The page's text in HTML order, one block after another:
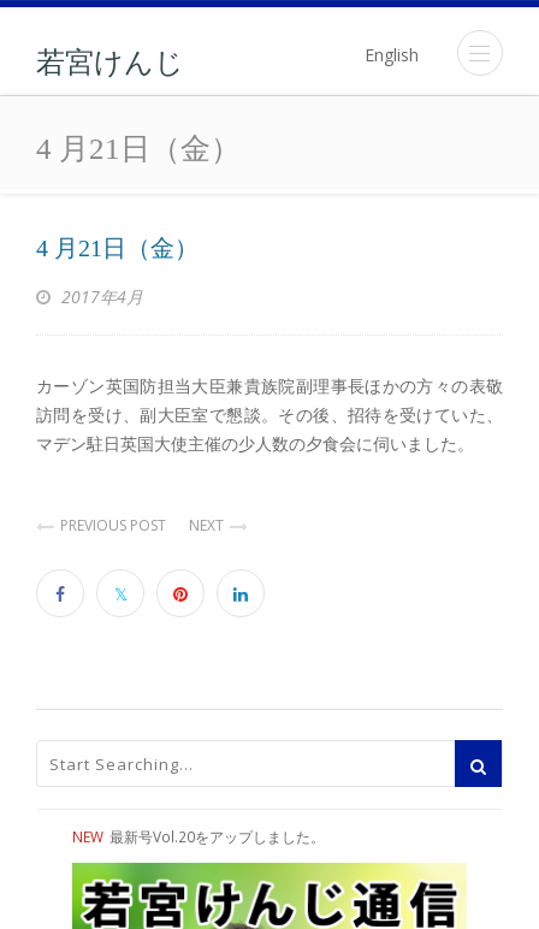
若宮けんじ English
4 月21日（金）
4 月21日（金）
4 月21日（金）
2017年4月
カーゾン英国防担当大臣兼貴族院副理事長ほかの方々の表敬
訪問を受け、副大臣室で懇談。その後、招待を受けていた、
マデン駐日英国大使主催の少人数の夕食会に伺いました。
PREVIOUS POST NEXT
NEW 最新号Vol.20をアップしました。